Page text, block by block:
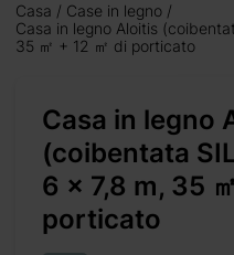
Casa
Case in legno
Casa in legno Aloitis
35 ㎡ + 12 ㎡ di porticato
Casa in legno
(coibentata
6 x 7,8 m, 35
porticato
x 7,8 m, 35
in 35 m². È